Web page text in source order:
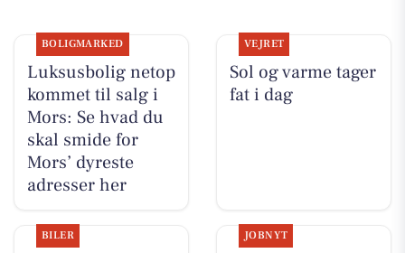
BOLIGMARKED
Luksusbolig netop
kommet til salg i
Mors: Se hvad du
skal smide for
Mors’ dyreste
adresser her
VEJRET
Sol og varme tager
fat i dag
BILER JOBNYT